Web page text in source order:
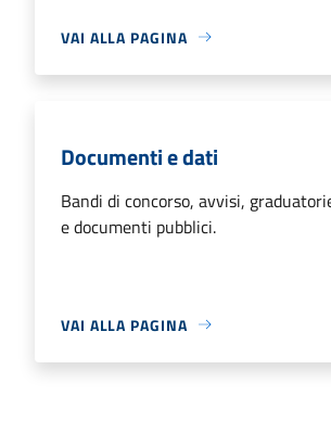
VAI ALLA PAGINA
Documenti e dati
Bandi di concorso, avvisi,
e documenti pubblici.
VAI ALLA PAGINA